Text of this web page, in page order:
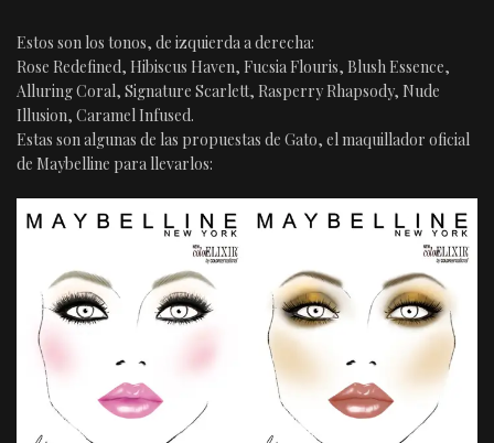
Estos son los tonos, de izquierda a derecha:
Rose Redefined, Hibiscus Haven, Fucsia Flouris, Blush Essence,
Alluring Coral, Signature Scarlett, Rasperry Rhapsody, Nude
Illusion, Caramel Infused.
Estas son algunas de las propuestas de Gato, el maquillador oficial
de Maybelline para llevarlos: